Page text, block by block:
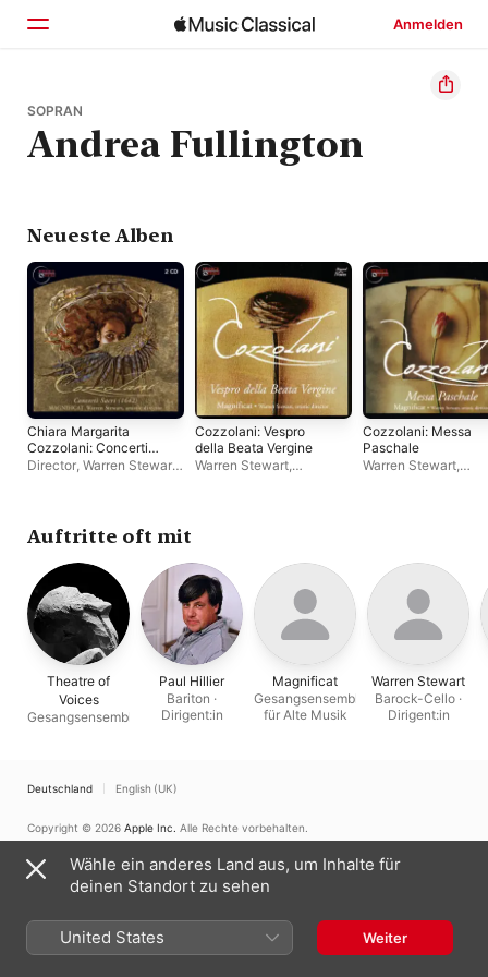
Anmelden
Startseite
Entdecken
SOPRAN
Andrea Fullington
Neueste Alben
Chiara Margarita
Cozzolani: Concerti
Sacri (1642)
Director, Warren Stewart,
Cozzolani: Vespro
della Beata Vergine
Warren Stewart,
Cozzolani: Messa
Paschale
Warren Stewart,
Auftritte oft mit
Theatre of
Voices
Gesangsensemble
Paul Hillier
Bariton ·
Dirigent:in
Magnificat
Gesangsensemble
für Alte Musik
Warren Stewart
Barock-Cello ·
Dirigent:in
Deutschland English (UK)
Copyright © 2026 Apple Inc. Alle Rechte vorbehalten.
Cookie-Warnung
Support Feedback
Wähle ein anderes Land aus, um Inhalte für
deinen Standort zu sehen
United States Weiter